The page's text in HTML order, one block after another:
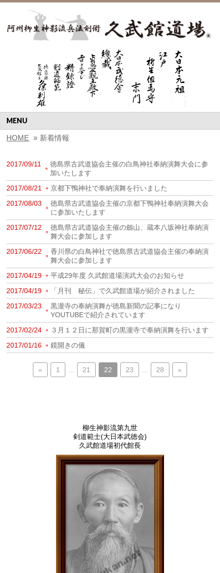
MENU
HOME » 新着情報
2017/09/11
徳島県古武道協会主催の白鳥神社奉納演舞大会に参
加いたします
2017/08/21
京都下鴨神社で奉納演舞を行いました
2017/08/03
徳島県古武道協会主催の京都下鴨神社奉納演舞大会
に参加いたします
2017/07/12
徳島県古武道協会主催の劔山、蔵本八坂神社奉納演
舞大会に参加します
2017/06/22
香川県の白鳥神社で徳島県古武道協会主催の奉納演
舞大会に参加します
2017/04/19
平成29年度 久武館道場演武大会のお知らせ
2017/04/19
「月刊 秘伝」で久武館道場が紹介されました
2017/03/23
黒瀧寺の奉納演舞が徳島新聞の記事になり
YOUTUBEで紹介されています
2017/02/24
３月１２日に那賀町の黒瀧寺で奉納演舞を行います
2017/01/16
鏡開きの儀
« 1 21 22 23 28 »
柳生神影流第九世
剣道範士(大日本武徳会)
久武館道場初代館長